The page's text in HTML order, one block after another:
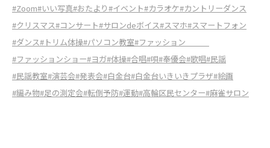
#Zoom#いい写真#おたより#イベント#カラオケ#カントリーダンス
#クリスマス#コンサート#サロンdeボイス#スマホ#スマートフォン
#ダンス#トリム体操#パソコン教室#ファッション
#ファッションショー#ヨガ#体操#合唱#唄#奉優会#歌唱#民謡
#民謡教室#演芸会#発表会#白金台#白金台いきいきプラザ#絵画
#編み物#足の測定会#転倒予防#運動#高輪区民センター#麻雀サロン